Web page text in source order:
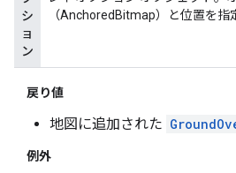
シ
ョ
ン
（AnchoredBitmap）と位置を指
戻り値
地図に追加された
例外